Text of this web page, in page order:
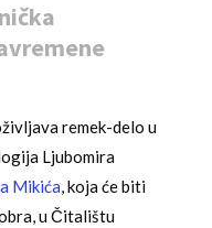
remek-delo u
Ljubomira
Mikića, koja će biti
u Čitalištu